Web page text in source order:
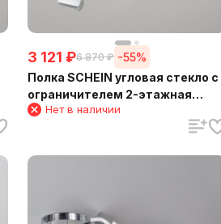
3 121 ₽6 870 ₽ -55%
Полка SCHEIN угловая стекло с
ограничителем 2-этажная
(NL1212B)
Нет в наличии